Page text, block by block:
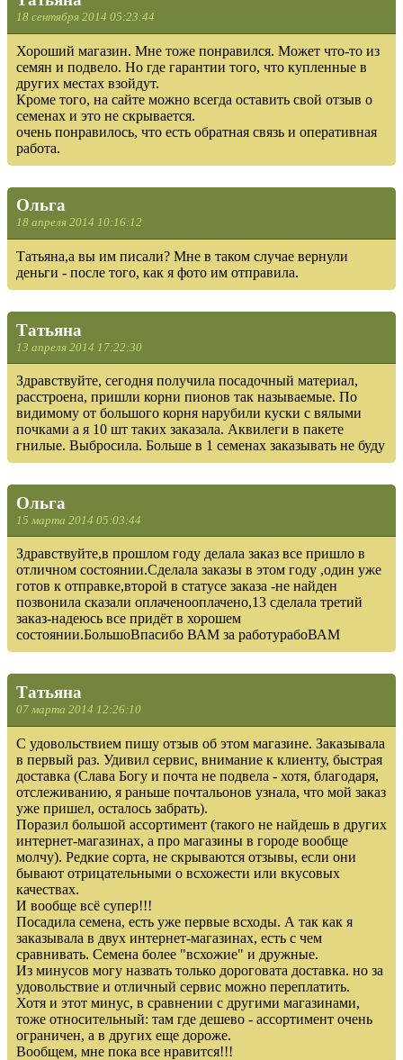
18 сентября 2014 05:23:44
Хороший магазин. Мне тоже понравился. Может что-то из
семян и подвело. Но где гарантии того, что купленные в
других местах взойдут.
Кроме того, на сайте можно всегда оставить свой отзыв о
семенах и это не скрывается.
очень понравилось, что есть обратная связь и оперативная
работа.
Ольга
18 апреля 2014 10:16:12
Татьяна,а вы им писали? Мне в таком случае вернули
деньги - после того, как я фото им отправила.
Татьяна
13 апреля 2014 17:22:30
Здравствуйте, сегодня получила посадочный материал,
расстроена, пришли корни пионов так называемые. По
видимому от большого корня нарубили куски с вялыми
почками а я 10 шт таких заказала. Аквилеги в пакете
гнилые. Выбросила. Больше в 1 семенах заказывать не буду
Ольга
15 марта 2014 05:03:44
Здравствуйте,в прошлом году делала заказ все пришло в
отличном состоянии.Сделала заказы в этом году ,один уже
готов к отправке,второй в статусе заказа -не найден
позвонила сказали оплаченооплачено,13 сделала третий
заказ-надеюсь все придёт в хорошем
состоянии.БольшоВпасибо ВАМ за работурабоВАМ
Татьяна
07 марта 2014 12:26:10
С удовольствием пишу отзыв об этом магазине. Заказывала
в первый раз. Удивил сервис, внимание к клиенту, быстрая
доставка (Слава Богу и почта не подвела - хотя, благодаря,
отслеживанию, я раньше почтальонов узнала, что мой заказ
уже пришел, осталось забрать).
Поразил большой ассортимент (такого не найдешь в других
интернет-магазинах, а про магазины в городе вообще
молчу). Редкие сорта, не скрываются отзывы, если они
бывают отрицательными о всхожести или вкусовых
качествах.
И вообще всё супер!!!
Посадила семена, есть уже первые всходы. А так как я
заказывала в двух интернет-магазинах, есть с чем
сравнивать. Семена более "всхожие" и дружные.
Из минусов могу назвать только дороговата доставка. но за
удовольствие и отличный сервис можно переплатить.
Хотя и этот минус, в сравнении с другими магазинами,
тоже относительный: там где дешево - ассортимент очень
ограничен, а в других еще дороже.
Вообщем, мне пока все нравится!!!